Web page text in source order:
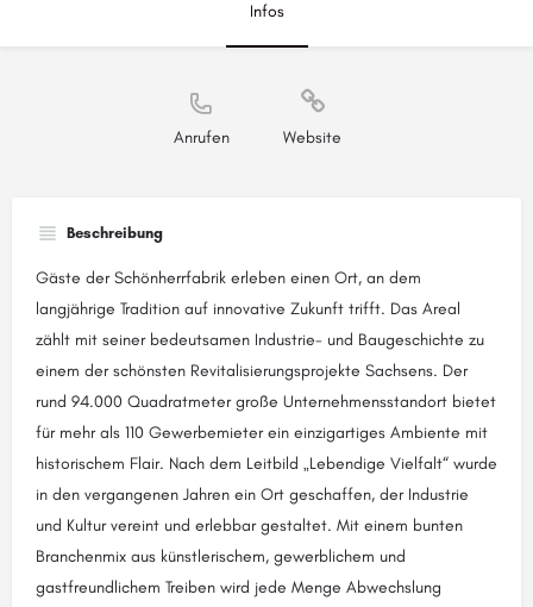
Infos
Anrufen Website
Beschreibung
Gäste der Schönherrfabrik erleben einen Ort, an dem
langjährige Tradition auf innovative Zukunft trifft. Das Areal
zählt mit seiner bedeutsamen Industrie- und Baugeschichte zu
einem der schönsten Revitalisierungsprojekte Sachsens. Der
rund 94.000 Quadratmeter große Unternehmensstandort bietet
für mehr als 110 Gewerbemieter ein einzigartiges Ambiente mit
historischem Flair. Nach dem Leitbild „Lebendige Vielfalt“ wurde
in den vergangenen Jahren ein Ort geschaffen, der Industrie
und Kultur vereint und erlebbar gestaltet. Mit einem bunten
Branchenmix aus künstlerischem, gewerblichem und
gastfreundlichem Treiben wird jede Menge Abwechslung